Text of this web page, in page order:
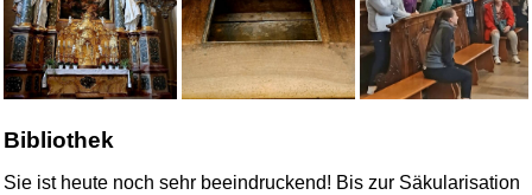
Bibliothek
Sie ist heute noch sehr beeindruckend! Bis zur Säkularisation